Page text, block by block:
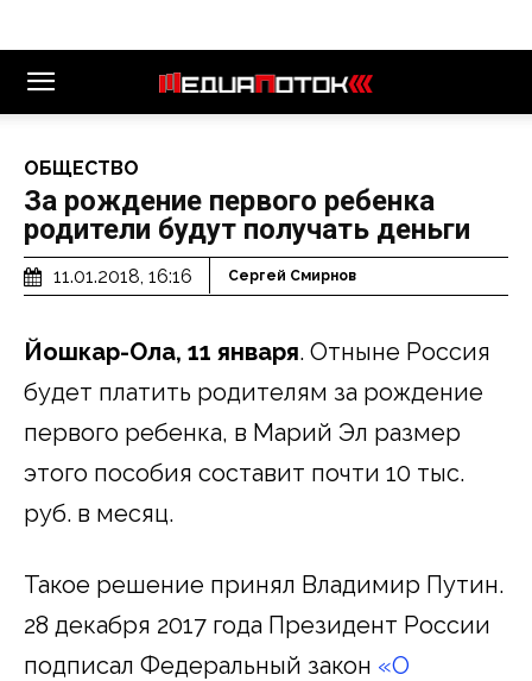
ОБЩЕСТВО
За рождение первого ребенка
родители будут получать деньги
11.01.2018, 16:16 Сергей Смирнов
Йошкар-Ола, 11 января. Отныне Россия
будет платить родителям за рождение
первого ребенка, в Марий Эл размер
этого пособия составит почти 10 тыс.
руб. в месяц.
Такое решение принял Владимир Путин.
28 декабря 2017 года Президент России
подписал Федеральный закон «О